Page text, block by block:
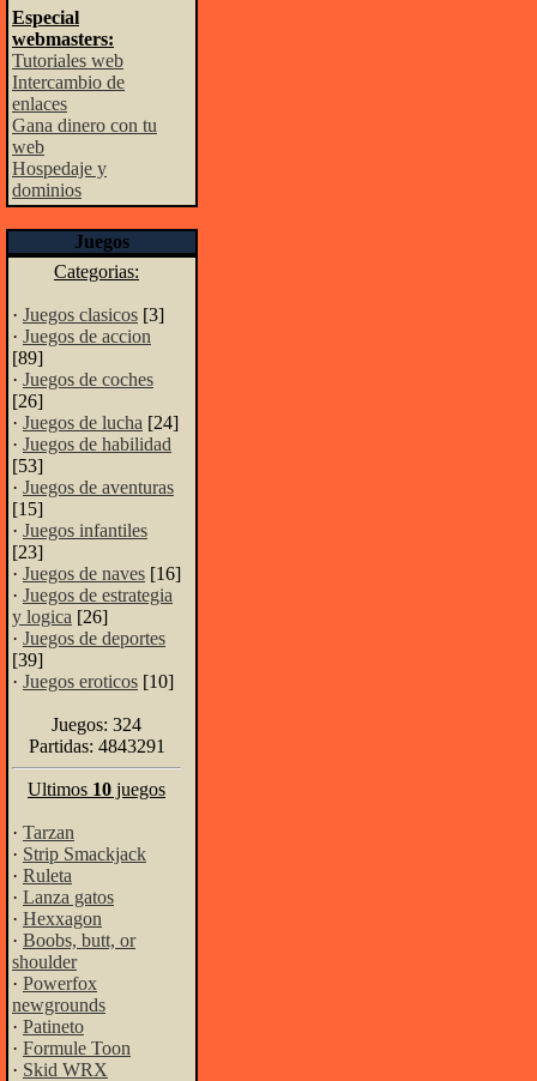
Especial
webmasters:
Tutoriales web
Intercambio de
enlaces
Gana dinero con tu
web
Hospedaje y
dominios
Juegos
Categorias:
· Juegos clasicos [3]
· Juegos de accion
[89]
· Juegos de coches
[26]
· Juegos de lucha [24]
· Juegos de habilidad
[53]
· Juegos de aventuras
[15]
· Juegos infantiles
[23]
· Juegos de naves [16]
· Juegos de estrategia
y logica [26]
· Juegos de deportes
[39]
· Juegos eroticos [10]
Juegos: 324
Partidas: 4843291
Ultimos 10 juegos
· Tarzan
· Strip Smackjack
· Ruleta
· Lanza gatos
· Hexxagon
· Boobs, butt, or
shoulder
· Powerfox
newgrounds
· Patineto
· Formule Toon
· Skid WRX